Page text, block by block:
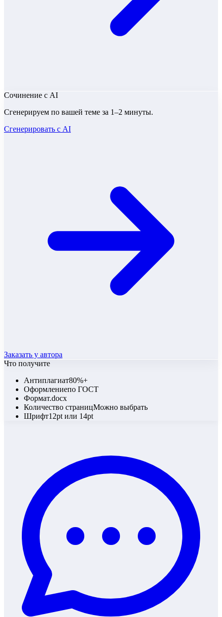
Сочинение с AI
Сгенерируем по вашей теме за 1–2 минуты.
Сгенерировать с AI
Заказать у автора
Что получите
Антиплагиат80%+
Оформлениепо ГОСТ
Формат.docx
Количество страницМожно выбрать
Шрифт12pt или 14pt